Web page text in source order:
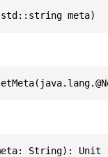
meta)
String): Unit